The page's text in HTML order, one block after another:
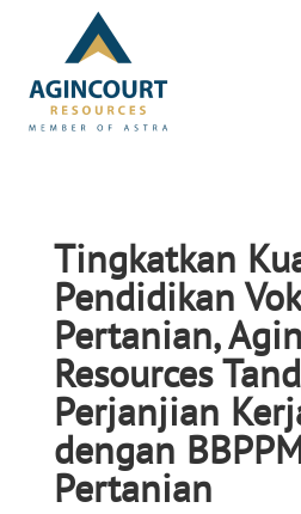
Tingkatkan
Pendidikan
Pertanian,
Resources
Perjanjian
dengan
Pertanian